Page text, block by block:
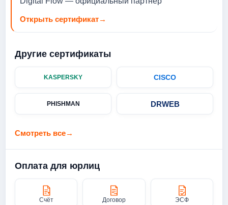
Открыть сертификат→
Другие сертификаты
KASPERSKY CISCO
PHISHMAN DRWEB
Смотреть все→
Оплата для юрлиц
Счёт Договор ЭСФ